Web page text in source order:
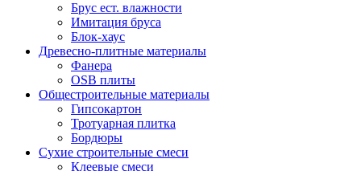
Брус ест. влажности
Имитация бруса
Блок-хаус
Древесно-плитные материалы
Фанера
OSB плиты
Общестроительные материалы
Гипсокартон
Тротуарная плитка
Бордюры
Сухие строительные смеси
Клеевые смеси